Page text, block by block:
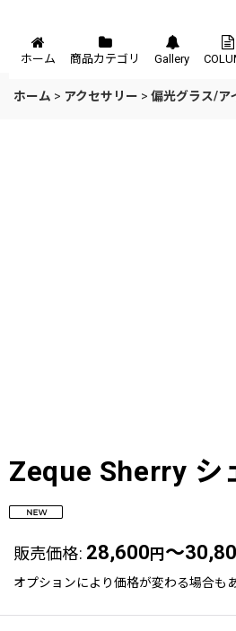
メニュー
ホーム 商品カテゴリ Gallery
ホーム > アクセサリー > 偏光グラス/ア
Zeque Sherry シ
販売価格: 28,600 円 ～
オプションにより価格が変わる場合も